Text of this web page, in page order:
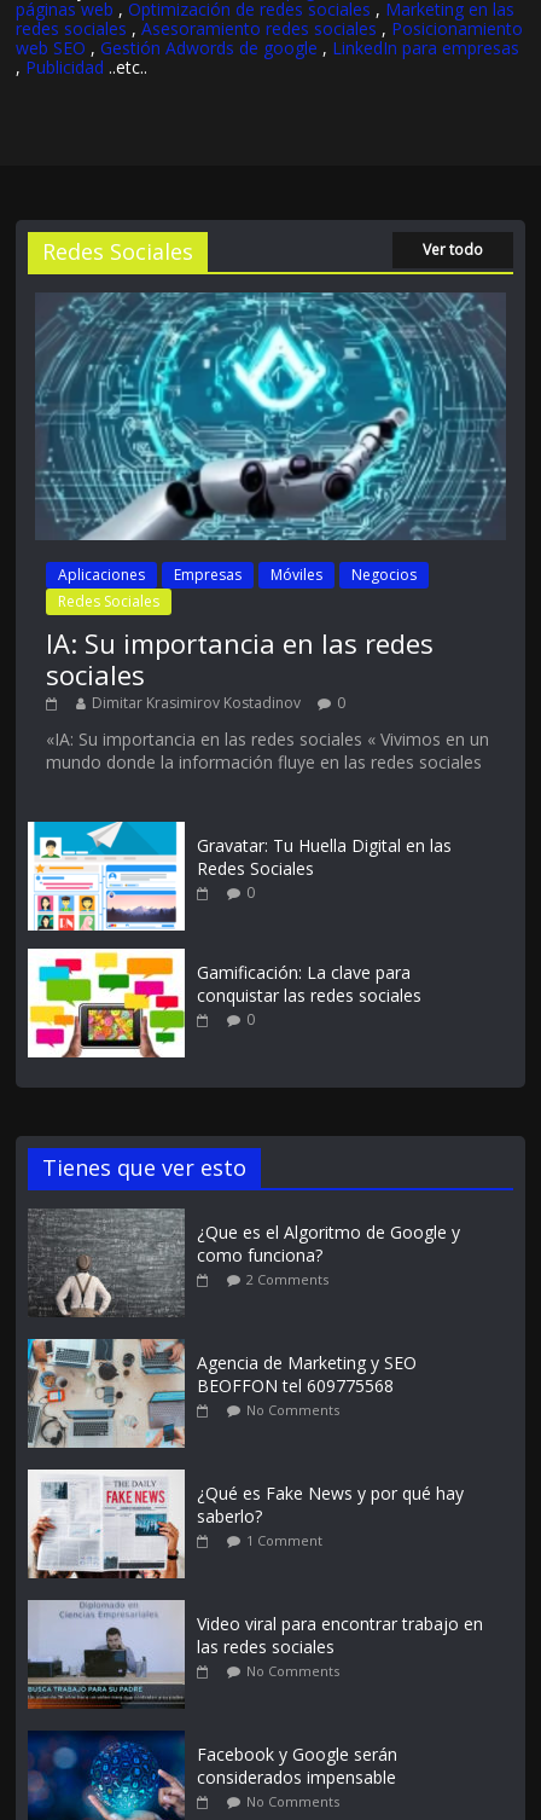
páginas web ,Optimización de redes sociales , Marketing en las
redes sociales ,Asesoramiento redes sociales , Posicionamiento
web SEO ,Gestión Adwords de google , LinkedIn para empresas
, Publicidad ..etc..
Redes Sociales Ver todo
Aplicaciones Empresas Móviles
Negocios
Redes Sociales
IA: Su importancia en las redes
sociales
Dimitar Krasimirov Kostadinov 0
«IA: Su importancia en las redes sociales « Vivimos en un
mundo donde la información fluye en las redes sociales
Gravatar: Tu Huella Digital en las
Redes Sociales
0
Gamificación: La clave para
conquistar las redes sociales
0
Tienes que ver esto
¿Que es el Algoritmo de Google y
como funciona?
2 Comments
Agencia de Marketing y SEO
BEOFFON tel 609775568
No Comments
¿Qué es Fake News y por qué hay
saberlo?
1 Comment
Video viral para encontrar trabajo en
las redes sociales
No Comments
Facebook y Google serán
considerados impensable
No Comments